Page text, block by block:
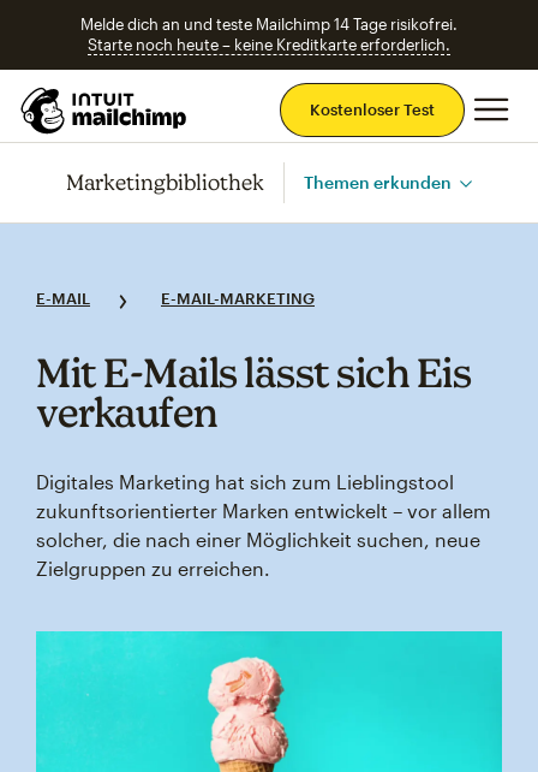
Melde dich an und teste Mailchimp 14 Tage risikofrei.
Starte noch heute – keine Kreditkarte erforderlich.
Kostenloser Test
Marketingbibliothek Themen erkunden
E-MAIL E-MAIL-MARKETING
Mit E‑Mails lässt sich Eis
verkaufen
Digitales Marketing hat sich zum Lieblingstool
zukunftsorientierter Marken entwickelt – vor allem
solcher, die nach einer Möglichkeit suchen, neue
Zielgruppen zu erreichen.